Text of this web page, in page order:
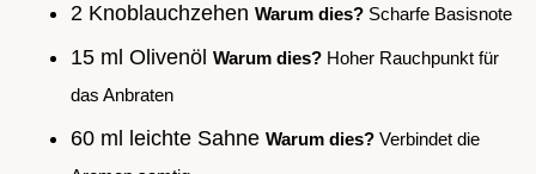
2 Knoblauchzehen Warum dies? Scharfe Basisnote
15 ml Olivenöl Warum dies? Hoher Rauchpunkt für
das Anbraten
60 ml leichte Sahne Warum dies? Verbindet die